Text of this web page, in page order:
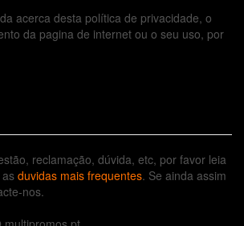
acerca desta política de privacidade, o
da pagina de internet ou o seu uso, por
reclamação, dúvida, etc, por favor leia
duvidas mais frequentes. Se ainda assim
nos.